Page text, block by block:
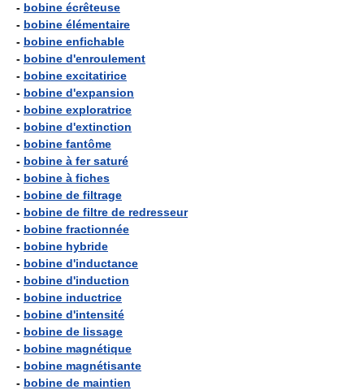
- bobine écrêteuse
- bobine élémentaire
- bobine enfichable
- bobine d'enroulement
- bobine excitatirice
- bobine d'expansion
- bobine exploratrice
- bobine d'extinction
- bobine fantôme
- bobine à fer saturé
- bobine à fiches
- bobine de filtrage
- bobine de filtre de redresseur
- bobine fractionnée
- bobine hybride
- bobine d'inductance
- bobine d'induction
- bobine inductrice
- bobine d'intensité
- bobine de lissage
- bobine magnétique
- bobine magnétisante
- bobine de maintien